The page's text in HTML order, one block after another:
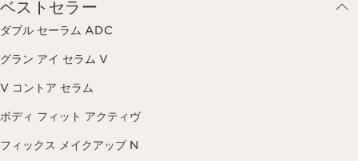
ベストセラー
ダブル セーラム ADC
グラン アイ セラム V
V コントア セラム
ボディ フィット アクティヴ
フィックス メイクアップ N